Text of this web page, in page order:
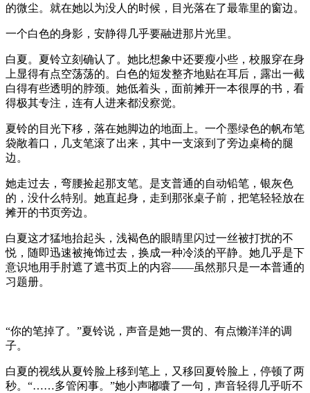
的微尘。就在她以为没人的时候，目光落在了最靠里的窗边。
一个白色的身影，安静得几乎要融进那片光里。
白夏。夏铃立刻确认了。她比想象中还要瘦小些，校服穿在身
上显得有点空荡荡的。白色的短发整齐地贴在耳后，露出一截
白得有些透明的脖颈。她低着头，面前摊开一本很厚的书，看
得极其专注，连有人进来都没察觉。
夏铃的目光下移，落在她脚边的地面上。一个墨绿色的帆布笔
袋敞着口，几支笔滚了出来，其中一支滚到了旁边桌椅的腿
边。
她走过去，弯腰捡起那支笔。是支普通的自动铅笔，银灰色
的，没什么特别。她直起身，走到那张桌子前，把笔轻轻放在
摊开的书页旁边。
白夏这才猛地抬起头，浅褐色的眼睛里闪过一丝被打扰的不
悦，随即迅速被掩饰过去，换成一种冷淡的平静。她几乎是下
意识地用手肘遮了遮书页上的内容——虽然那只是一本普通的
习题册。
“你的笔掉了。”夏铃说，声音是她一贯的、有点懒洋洋的调
子。
白夏的视线从夏铃脸上移到笔上，又移回夏铃脸上，停顿了两
秒。“……多管闲事。”她小声嘟囔了一句，声音轻得几乎听不